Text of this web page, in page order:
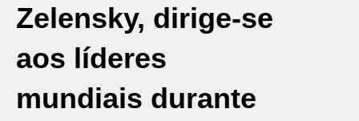
Zelensky, dirige-se
aos líderes
mundiais durante